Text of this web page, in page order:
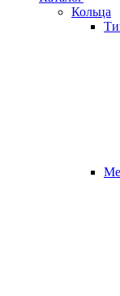
Кольца